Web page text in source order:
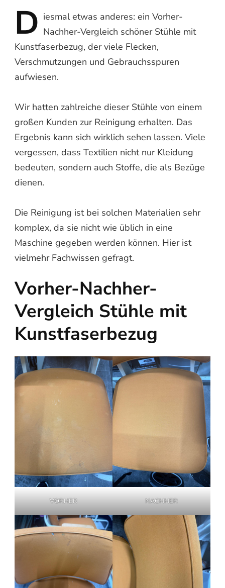
D iesmaletwas anderes: ein Vorher-
Nachher-Vergleich schöner Stühle mit
Kunstfaserbezug, der viele Flecken,
Verschmutzungen und Gebrauchsspuren
aufwiesen.
Wir hatten zahlreiche dieser Stühle von einem
großen Kunden zur Reinigung erhalten. Das
Ergebnis kann sich wirklich sehen lassen. Viele
vergessen, dass Textilien nicht nur Kleidung
bedeuten, sondern auch Stoffe, die als Bezüge
dienen.
Die Reinigung ist bei solchen Materialien sehr
komplex, da sie nicht wie üblich in eine
Maschine gegeben werden können. Hier ist
vielmehr Fachwissen gefragt.
Vorher-Nachher-
Vergleich Stühle mit
Kunstfaserbezug
VORHER NACHHER